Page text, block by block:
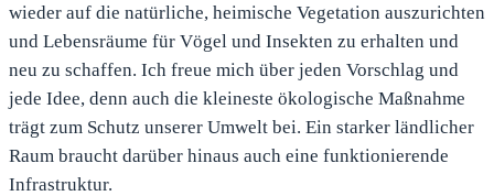
wieder auf die natürliche, heimische Vegetation auszurichten
und Lebensräume für Vögel und Insekten zu erhalten und
neu zu schaffen. Ich freue mich über jeden Vorschlag und
jede Idee, denn auch die kleineste ökologische Maßnahme
trägt zum Schutz unserer Umwelt bei. Ein starker ländlicher
Raum braucht darüber hinaus auch eine funktionierende
Infrastruktur.